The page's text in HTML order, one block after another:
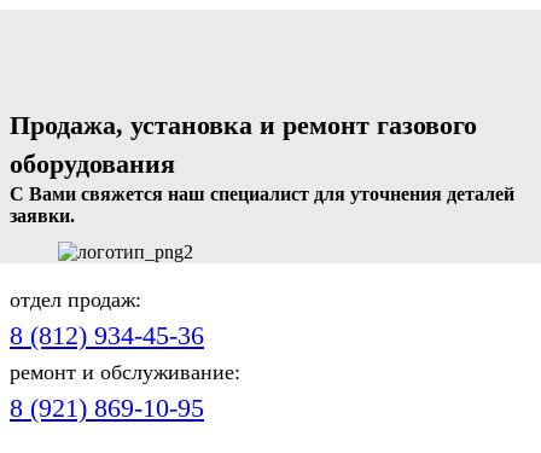
Продажа, установка и ремонт газового
оборудования
С Вами свяжется наш специалист для уточнения деталей
заявки.
отдел продаж:
8 (812) 934-45-36
ремонт и обслуживание:
8 (921) 869-10-95